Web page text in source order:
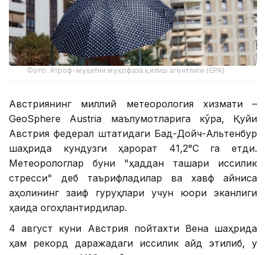
Фото: Атроф-муҳитни муҳофаза қилиш агентлиги (EPA)
Австриянинг миллий метеорология хизмати –
GeoSphere Austria маълумотларига кўра, Қуйи
Австрия федерал штатидаги Бад-Дойч-Альтенбур
шаҳрида кундузги ҳарорат 41,2°С га етди.
Метеорологлар буни "ҳаддан ташқари иссиқлик
стресси" деб таърифладилар ва хавф айниқса
аҳолининг заиф гуруҳлари учун юқори эканлиги
ҳақида огоҳлантирдилар.
4 август куни Австрия пойтахти Вена шаҳрида
ҳам рекорд даражадаги иссиқлик қайд этилиб, у